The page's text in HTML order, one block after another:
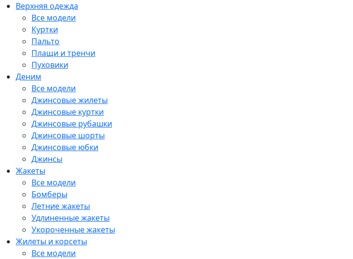
Верхняя одежда
Все модели
Куртки
Пальто
Плащи и тренчи
Пуховики
Деним
Все модели
Джинсовые жилеты
Джинсовые куртки
Джинсовые рубашки
Джинсовые шорты
Джинсовые юбки
Джинсы
Жакеты
Все модели
Бомберы
Летние жакеты
Удлиненные жакеты
Укороченные жакеты
Жилеты и корсеты
Все модели